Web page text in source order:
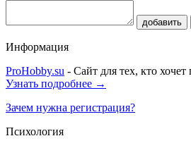
добавить
Информация
ProHobby.su - Сайт для тех, кто
Узнать подробнее →
Зачем нужна регистрация?
Психология